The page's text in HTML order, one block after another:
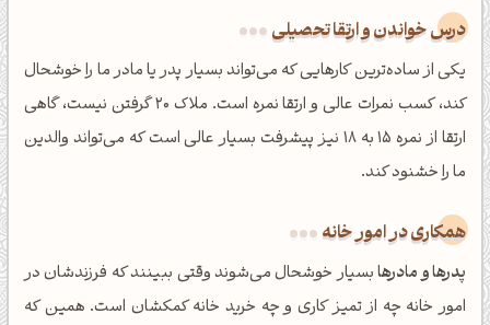
درس خواندن و ارتقا تحصیلی
یکی از ساده‌ترین کارهایی که می‌تواند بسیار پدر یا مادر ما را خوشحال
کند، کسب نمرات عالی و ارتقا نمره است. ملاک 20 گرفتن نیست، گاهی
ارتقا از نمره 15 به 18 نیز پیشرفت بسیار عالی است که می‌تواند والدین
ما را خشنود کند.
همکاری در امور خانه
پدرها و مادرهابسیار خوشحال می‌شوند وقتی ببینند که فرزندشان در
امور خانه چه از تمیز کاری و چه خرید خانه کمکشان است. همین که